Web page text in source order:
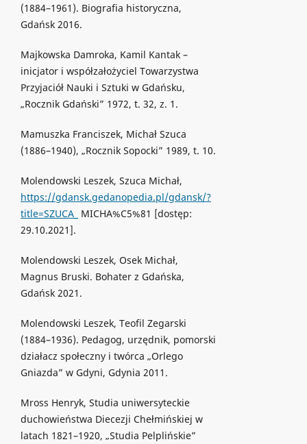
(1884–1961). Biografia historyczna,
Gdańsk 2016.
Majkowska Damroka, Kamil Kantak –
inicjator i współzałożyciel Towarzystwa
Przyjaciół Nauki i Sztuki w Gdańsku,
„Rocznik Gdański” 1972, t. 32, z. 1.
Mamuszka Franciszek, Michał Szuca
(1886–1940), „Rocznik Sopocki” 1989, t. 10.
Molendowski Leszek, Szuca Michał,
https://gdansk.gedanopedia.pl/gdansk/?
title=SZUCA_ MICHA%C5%81 [dostęp:
29.10.2021].
Molendowski Leszek, Osek Michał,
Magnus Bruski. Bohater z Gdańska,
Gdańsk 2021.
Molendowski Leszek, Teofil Zegarski
(1884–1936). Pedagog, urzędnik, pomorski
działacz społeczny i twórca „Orlego
Gniazda” w Gdyni, Gdynia 2011.
Mross Henryk, Studia uniwersyteckie
duchowieństwa Diecezji Chełmińskiej w
latach 1821–1920, „Studia Pelplińskie”